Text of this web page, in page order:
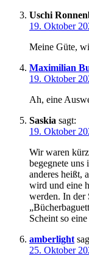
Uschi
19. Oktober
Meine Güte,
Maximilian
19. Oktober
Ah, eine
Saskia sagt:
19. Oktober
Wir waren
begegnete uns
anderes heißt,
wird und eine
werden. In der
Scheint so
amberlight
25. Oktober